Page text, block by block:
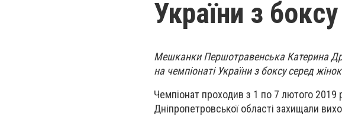
України з боксу
Мешканки Першотравенська Катерина
на чемпіонаті України з боксу серед
Чемпіонат проходив з 1 по 7 лютого 2019
Дніпропетровської області захищали